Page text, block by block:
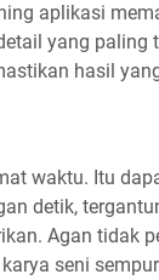
aplikasi
yang paling
hasil
waktu. Itu
detik,
Agan tidak
seni